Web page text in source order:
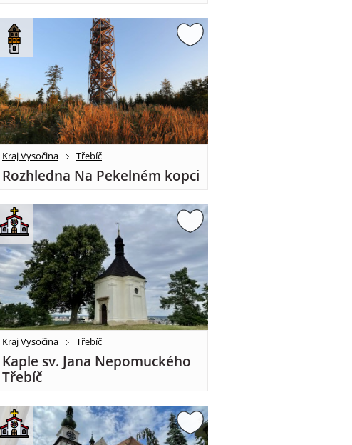
Kraj Vysočina Třebíč
Rozhledna Na Pekelném kopci
Kraj Vysočina Třebíč
Kaple sv. Jana Nepomuckého
Třebíč